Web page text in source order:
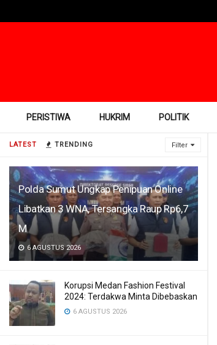
LATEST TRENDING Filter
Polda Sumut Ungkap Penipuan Online
Libatkan 3 WNA, Tersangka Raup Rp6,7
M
6 AGUSTUS 2026
Korupsi Medan Fashion Festival
2024: Terdakwa Minta Dibebaskan
6 AGUSTUS 2026
PERISTIWA HUKRIM POLITIK